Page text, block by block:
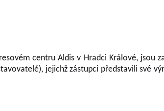
centru Aldis v Hradci Králové, jsou
jejichž zástupci představili své